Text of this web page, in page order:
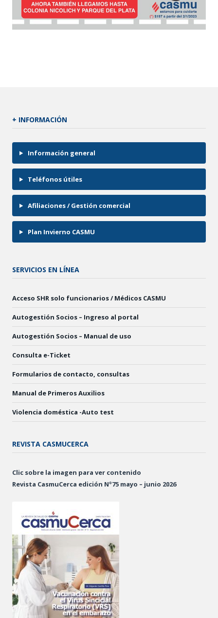
+ INFORMACIÓN
Información general
Teléfonos útiles
Afiliaciones / Gestión comercial
Plan Invierno CASMU
SERVICIOS EN LÍNEA
Acceso SHR solo funcionarios / Médicos CASMU
Autogestión Socios – Ingreso al portal
Autogestión Socios – Manual de uso
Consulta e-Ticket
Formularios de contacto, consultas
Manual de Primeros Auxilios
Violencia doméstica -Auto test
REVISTA CASMUCERCA
Clic sobre la imagen para ver contenido
Revista CasmuCerca edición Nº75 mayo – junio 2026